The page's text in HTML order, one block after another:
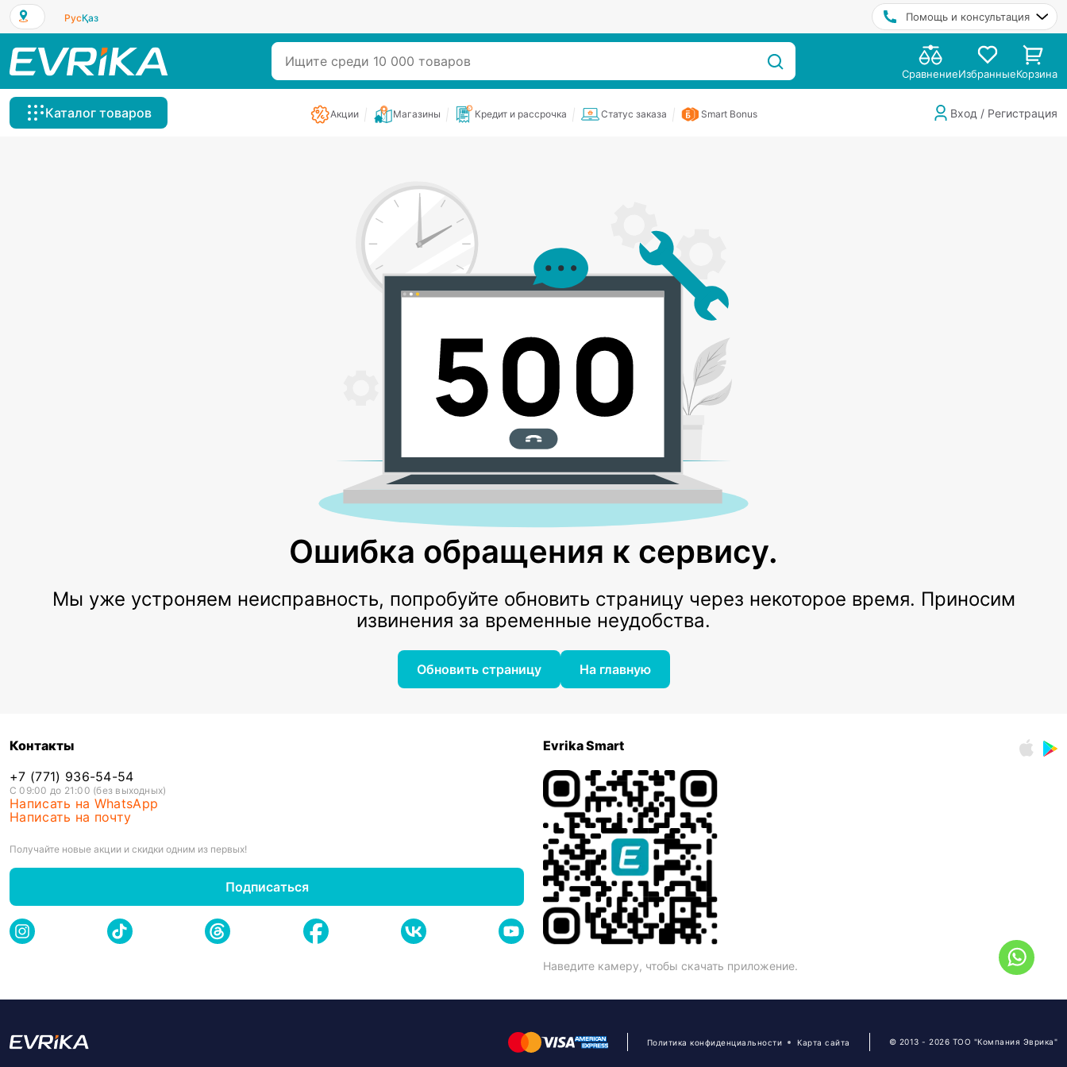
РусҚаз Помощь и консультация
СравнениеИзбранныеКорзина
Каталог товаров Акции Магазины Кредит и рассрочка Статус заказа Smart Bonus Вход / Регистрация
Ошибка обращения к сервису.
Мы уже устроняем неисправность, попробуйте обновить страницу через некоторое время. Приносим
извинения за временные неудобства.
Обновить страницу На главную
Контакты
+7 (771) 936-54-54
С 09:00 до 21:00 (без выходных)
Написать на WhatsApp
Написать на почту
Получайте новые акции и скидки одним из первых!
Подписаться
Evrika Smart
Наведите камеру, чтобы скачать приложение.
Политика конфиденциальности Карта сайта © 2013 - 2026 ТОО "Компания Эврика"